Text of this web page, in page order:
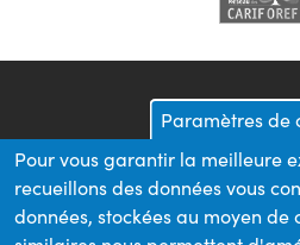
Paramètres de
Pour vous garantir la meilleure
recueillons des données vous
données, stockées au moyen de